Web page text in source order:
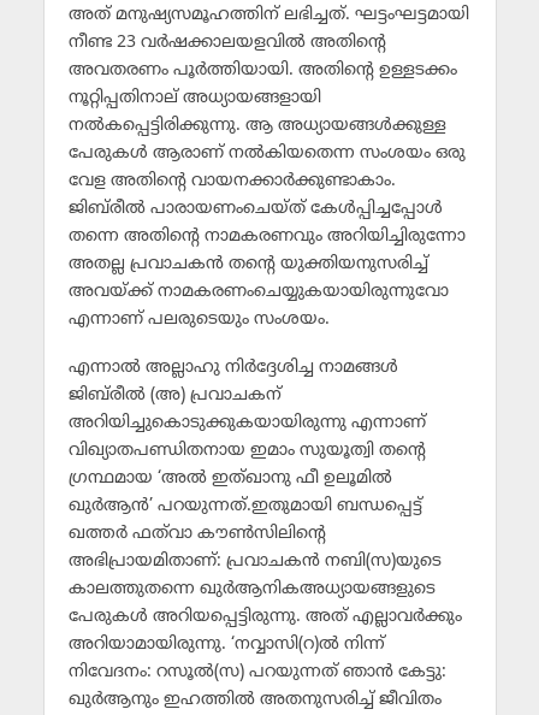
അത് മനുഷ്യസമൂഹത്തിന് ലഭിച്ചത്. ഘട്ടംഘട്ടമായി
നീണ്ട 23 വര്‍ഷക്കാലയളവില്‍ അതിന്റെ
അവതരണം പൂര്‍ത്തിയായി. അതിന്റെ ഉള്ളടക്കം
നൂറ്റിപ്പതിനാല് അധ്യായങ്ങളായി
നല്‍കപ്പെട്ടിരിക്കുന്നു. ആ അധ്യായങ്ങള്‍ക്കുള്ള
പേരുകള്‍ ആരാണ് നല്‍കിയതെന്ന സംശയം ഒരു
വേള അതിന്റെ വായനക്കാര്‍ക്കുണ്ടാകാം.
ജിബ്‌രീല്‍ പാരായണംചെയ്ത് കേള്‍പ്പിച്ചപ്പോള്‍
തന്നെ അതിന്റെ നാമകരണവും അറിയിച്ചിരുന്നോ
അതല്ല പ്രവാചകന്‍ തന്റെ യുക്തിയനുസരിച്ച്
അവയ്ക്ക് നാമകരണംചെയ്യുകയായിരുന്നുവോ
എന്നാണ് പലരുടെയും സംശയം.
എന്നാല്‍ അല്ലാഹു നിര്‍ദ്ദേശിച്ച നാമങ്ങള്‍
ജിബ്‌രീല്‍ (അ) പ്രവാചകന്
അറിയിച്ചുകൊടുക്കുകയായിരുന്നു എന്നാണ്
വിഖ്യാതപണ്ഡിതനായ ഇമാം സുയൂത്വി തന്റെ
ഗ്രന്ഥമായ ‘അല്‍ ഇത്ഖാനു ഫീ ഉലൂമില്‍
ഖുര്‍ആന്‍’ പറയുന്നത്.ഇതുമായി ബന്ധപ്പെട്ട്
ഖത്തര്‍ ഫത്‌വാ കൗണ്‍സിലിന്റെ
അഭിപ്രായമിതാണ്: പ്രവാചകന്‍ നബി(സ)യുടെ
കാലത്തുതന്നെ ഖുര്‍ആനികഅധ്യായങ്ങളുടെ
പേരുകള്‍ അറിയപ്പെട്ടിരുന്നു. അത് എല്ലാവര്‍ക്കും
അറിയാമായിരുന്നു. ‘നവ്വാസി(റ)ല്‍ നിന്ന്
നിവേദനം: റസൂല്‍(സ) പറയുന്നത് ഞാന്‍ കേട്ടു:
ഖുര്‍ആനും ഇഹത്തില്‍ അതനുസരിച്ച് ജീവിതം